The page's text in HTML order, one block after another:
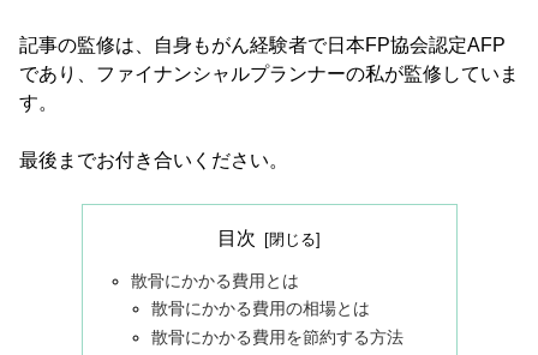
記事の監修は、自身もがん経験者で日本FP協会認定AFP
であり、ファイナンシャルプランナーの私が監修していま
す。
最後までお付き合いください。
目次
散骨にかかる費用とは
散骨にかかる費用の相場とは
散骨にかかる費用を節約する方法